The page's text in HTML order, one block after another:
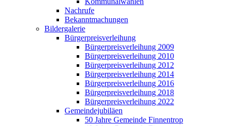
Nachrufe
Bekanntmachungen
Bildergalerie
Bürgerpreisverleihung
Bürgerpreisverleihung 2009
Bürgerpreisverleihung 2010
Bürgerpreisverleihung 2012
Bürgerpreisverleihung 2014
Bürgerpreisverleihung 2016
Bürgerpreisverleihung 2018
Bürgerpreisverleihung 2022
Gemeindejubiläen
50 Jahre Gemeinde Finnentrop